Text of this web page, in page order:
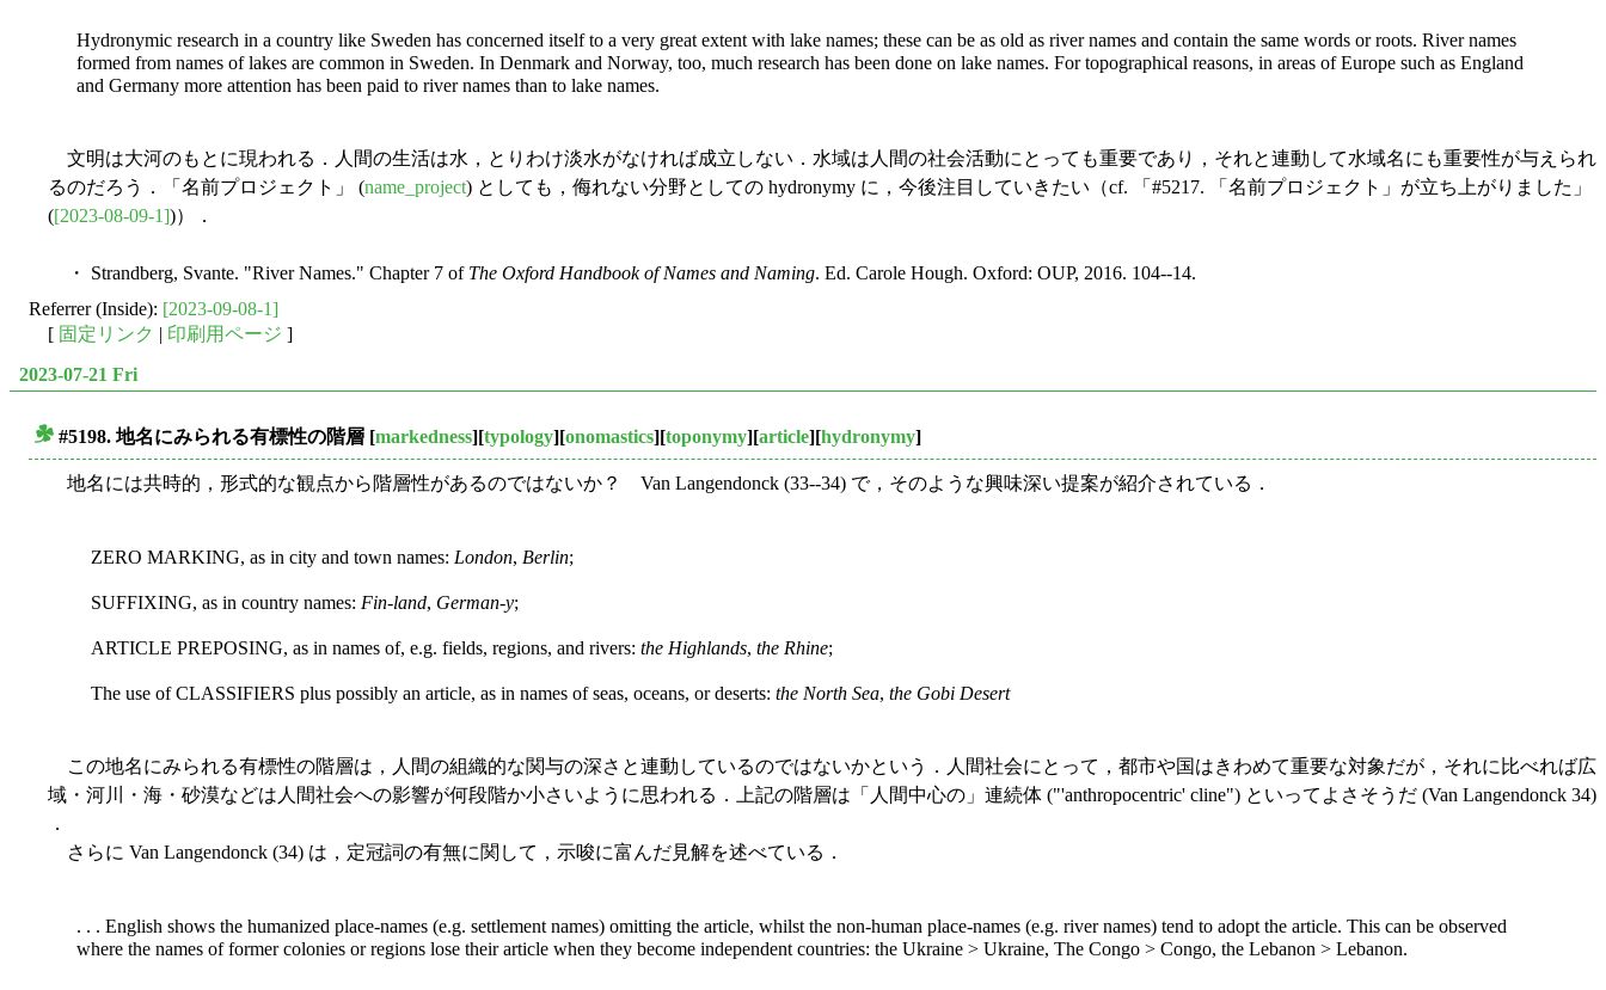
Hydronymic research in a country like Sweden has concerned itself to a very great extent with lake names; these can be as old as river names and contain the same words or roots. River names
formed from names of lakes are common in Sweden. In Denmark and Norway, too, much research has been done on lake names. For topographical reasons, in areas of Europe such as England
and Germany more attention has been paid to river names than to lake names.
文明は大河のもとに現われる．人間の生活は水，とりわけ淡水がなければ成立しない．水域は人間の社会活動にとっても重要であり，それと連動して水域名にも重要性が与えられ
るのだろう．「名前プロジェクト」 (name_project) としても，侮れない分野としての hydronymy に，今後注目していきたい（cf. 「#5217. 「名前プロジェクト」が立ち上がりました」
([2023-08-09-1])）．
・ Strandberg, Svante. "River Names." Chapter 7 of The Oxford Handbook of Names and Naming. Ed. Carole Hough. Oxford: OUP, 2016. 104--14.
Referrer (Inside): [2023-09-08-1]
[ 固定リンク | 印刷用ページ ]
2023-07-21 Fri
#5198. 地名にみられる有標性の階層 [markedness][typology][onomastics][toponymy][article][hydronymy]
地名には共時的，形式的な観点から階層性があるのではないか？ Van Langendonck (33--34) で，そのような興味深い提案が紹介されている．
ZERO MARKING, as in city and town names: London, Berlin;
SUFFIXING, as in country names: Fin-land, German-y;
ARTICLE PREPOSING, as in names of, e.g. fields, regions, and rivers: the Highlands, the Rhine;
The use of CLASSIFIERS plus possibly an article, as in names of seas, oceans, or deserts: the North Sea, the Gobi Desert
この地名にみられる有標性の階層は，人間の組織的な関与の深さと連動しているのではないかという．人間社会にとって，都市や国はきわめて重要な対象だが，それに比べれば広
域・河川・海・砂漠などは人間社会への影響が何段階か小さいように思われる．上記の階層は「人間中心の」連続体 ("'anthropocentric' cline") といってよさそうだ (Van Langendonck 34)
．
さらに Van Langendonck (34) は，定冠詞の有無に関して，示唆に富んだ見解を述べている．
. . . English shows the humanized place-names (e.g. settlement names) omitting the article, whilst the non-human place-names (e.g. river names) tend to adopt the article. This can be observed
where the names of former colonies or regions lose their article when they become independent countries: the Ukraine > Ukraine, The Congo > Congo, the Lebanon > Lebanon.